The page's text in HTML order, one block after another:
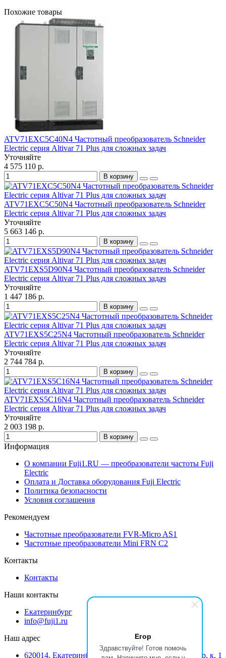
Егор
Здравствуйте! Готов помочь
Похожие товары
ATV71EXC5C40N4 Частотный преобразователь Schneider
Electric серия Altivar 71 Plus для сложных задач
Уточняйте
4 575 110 р.
В корзину
ATV71EXC5C50N4 Частотный преобразователь Schneider
Electric серия Altivar 71 Plus для сложных задач
Уточняйте
5 663 146 р.
В корзину
ATV71EXS5D90N4 Частотный преобразователь Schneider
Electric серия Altivar 71 Plus для сложных задач
Уточняйте
1 447 186 р.
В корзину
ATV71EXS5C25N4 Частотный преобразователь Schneider
Electric серия Altivar 71 Plus для сложных задач
Уточняйте
2 744 784 р.
В корзину
ATV71EXS5C16N4 Частотный преобразователь Schneider
Electric серия Altivar 71 Plus для сложных задач
Уточняйте
2 003 198 р.
В корзину
Информация
О компании Fuji1.RU — преобразователи частоты Fuji
Electric
Оплата и Доставка оборудования Fuji Electric
Политика безопасности
Условия соглашения
Рекомендуем
Частотные преобразователи FVR-Micro AS1
Частотные преобразователи Mini FRN C2
Контакты
Контакты
Наши контакты
Екатеринбург
info@fuji1.ru
Наш адрес
620014, Екатеринбург, Режевской тракт 15 километр, к. 1